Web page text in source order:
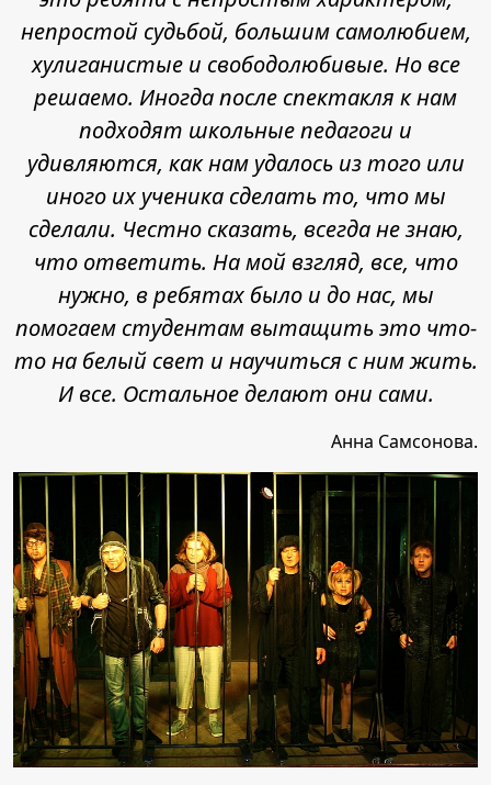
непростой судьбой, большим самолюбием,
хулиганистые и свободолюбивые. Но все
решаемо. Иногда после спектакля к нам
подходят школьные педагоги и
удивляются, как нам удалось из того или
иного их ученика сделать то, что мы
сделали. Честно сказать, всегда не знаю,
что ответить. На мой взгляд, все, что
нужно, в ребятах было и до нас, мы
помогаем студентам вытащить это что-
то на белый свет и научиться с ним жить.
И все. Остальное делают они сами.
Анна Самсонова.